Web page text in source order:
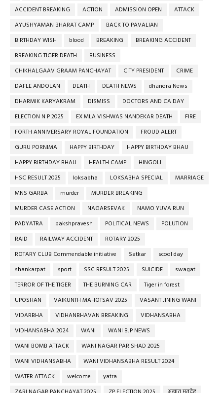
ACCIDENT BREAKING
ACTION ADMISSION OPEN
ATTACK
AYUSHYAMAN BHARAT CAMP
BACK TO PAVALIAN
BIRTHDAY WISH
blood BREAKING
BREAKING ACCIDENT
BREAKING TIGER DEATH
BUSINESS
CHIKHALGAAV GRAAM PANCHAYAT
CITY PRESIDENT
CRIME
DAFLE ANDOLAN
DEATH DEATH NEWS
dhanora News
DHARMIK KARYAKRAM
DISMISS
DOCTORS AND CA DAY
ELECTION N P 2025
EX MLA VISHWAS NANDEKAR DEATH
FIRE
FORTH ANNIVERSARY ROYAL FOUNDATION
FROUD ALERT
GURU PORNIMA
HAPPY BIRTHDAY
HAPPY BIRTHDAY BHAU
HAPPY BIRTHDAY BHAU
HEALTH CAMP
HINGOLI
HSC RESULT 2025
loksabha LOKSABHA SPECIAL
MARRIAGE
MNS GARBA
murder
MURDER BREAKING
MURDER CASE ACTION
NAGARSEVAK
NAMO YUVA RUN
PADYATRA
pakshpravesh POLITICAL NEWS
POLUTION
RAID
RAILWAY ACCIDENT
ROTARY 2025
ROTARY CLUB Commendable initiative
Satkar
scool day
shankarpat
sport SSC RESULT 2025 SUICIDE
swagat
TERROR OF THE TIGER
THE BURNING CAR
Tiger in forest
UPOSHAN
VAIKUNTH MAHOTSAV 2025
VASANT JINING WANI
VIDARBHA
VIDHANBHAVAN BREAKING
VIDHANSABHA
VIDHANSABHA 2024
WANI
WANI BJP NEWS
WANI BOMB ATTACK
WANI NAGAR PARISHAD 2025
WANI VIDHANSABHA
WANI VIDHANSABHA RESULT 2024
WATER ATTACK
welcome
yatra